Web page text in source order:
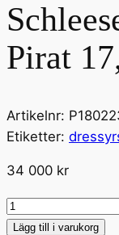
Pirat
Artikelnr:
Etiketter:
34 000 kr
Schleese
Dressyrsadel
Lägg till i varukorg